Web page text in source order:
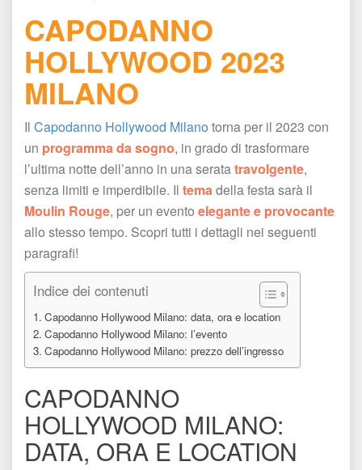
CAPODANNO
HOLLYWOOD 2023
MILANO
Il Capodanno Hollywood Milano torna per il 2023 con
un programma da sogno, in grado di trasformare
l’ultima notte dell’anno in una serata travolgente,
enza limiti e imperdibile. Il tema della festa sarà il
Moulin Rouge, per un evento elegante e provocante
allo stesso tempo. Scopri tutti i dettagli nei seguenti
paragrafi!
Indice dei contenuti
Capodanno Hollywood Milano: data, ora e location
Capodanno Hollywood Milano: l’evento
Capodanno Hollywood Milano: prezzo dell’ingresso
CAPODANNO
HOLLYWOOD MILANO:
DATA, ORA E LOCATION